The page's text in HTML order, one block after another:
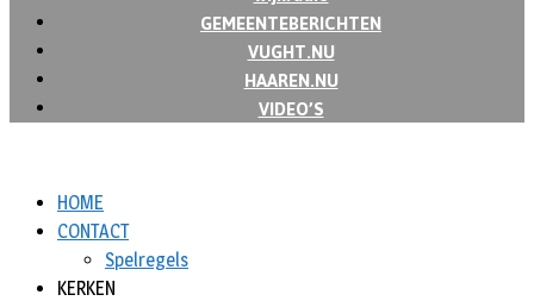
GEMEENTEBERICHTEN
VUGHT.NU
HAAREN.NU
VIDEO’S
HOME
CONTACT
Spelregels
KERKEN